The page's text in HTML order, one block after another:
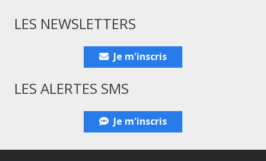
LES NEWSLETTERS
Je m'inscris
LES ALERTES SMS
Je m'inscris